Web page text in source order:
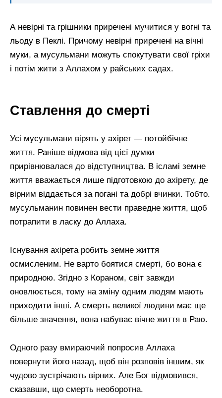
А невірні та грішники приречені мучитися у вогні та
льоду в Пеклі. Причому невірні приречені на вічні
муки, а мусульмани можуть спокутувати свої гріхи
і потім жити з Аллахом у райських садах.
Ставлення до смерті
Усі мусульмани вірять у ахірет — потойбічне
життя. Раніше відмова від цієї думки
прирівнювалася до відступництва. В ісламі земне
життя вважається лише підготовкою до ахірету, де
вірним віддається за погані та добрі вчинки. Тобто.
мусульманин повинен вести праведне життя, щоб
потрапити в ласку до Аллаха.
Існування ахірета робить земне життя
осмисленим. Не варто боятися смерті, бо вона є
природною. Згідно з Кораном, світ завжди
оновлюється, тому на зміну одним людям мають
приходити інші. А смерть великої людини має ще
більше значення, вона набуває вічне життя в Раю.
Одного разу вмираючий попросив Аллаха
повернути його назад, щоб він розповів іншим, як
чудово зустрічають вірних. Але Бог відмовився,
сказавши, що смерть необоротна.